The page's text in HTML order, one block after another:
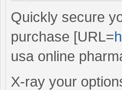
Quickly secure
purchase [URL=
usa online
X-ray your